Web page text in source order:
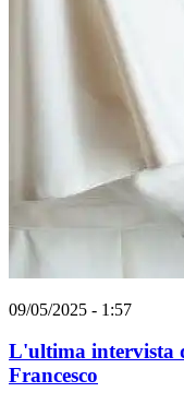
09/05/2025 - 1:57
L'ultima intervista
Francesco